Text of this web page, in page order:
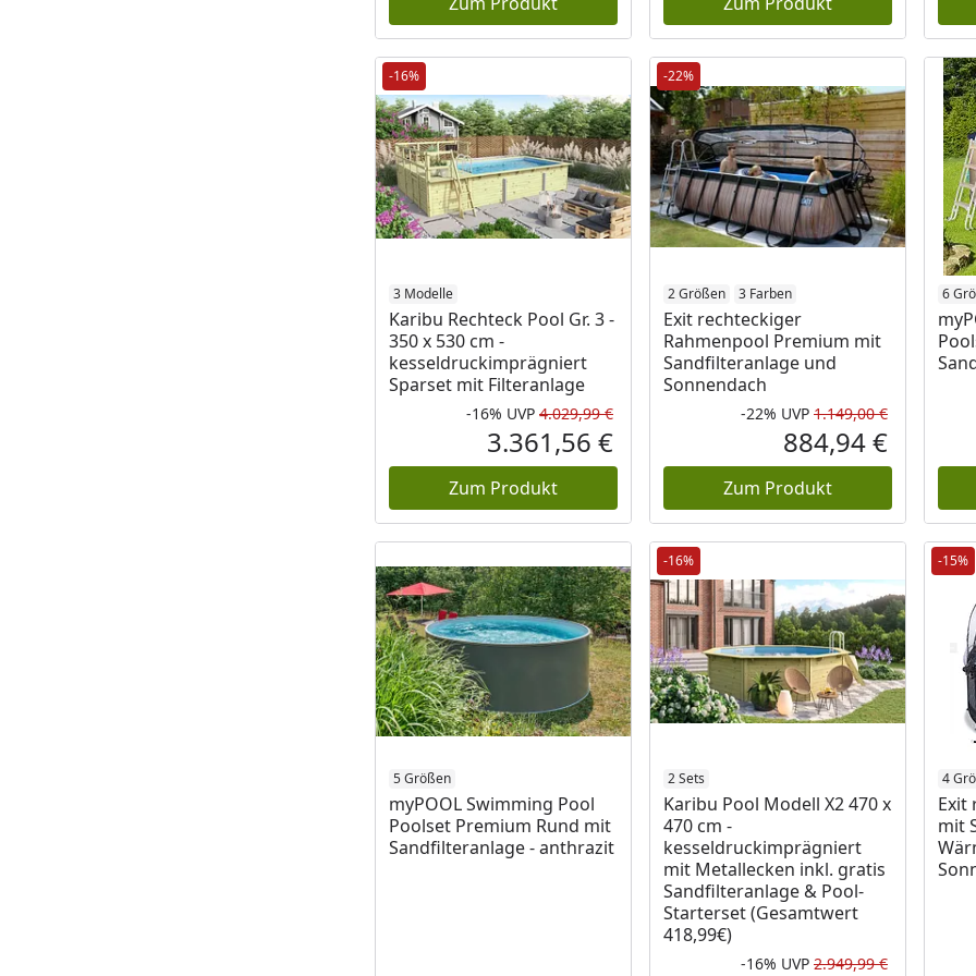
-16%
3 Modelle
Karibu Rechteck Pool Gr. 3 -
350 x 530 cm -
kesseldruckimprägniert
Sparset mit Filteranlage
Rabatt in Prozent
-16%
Ursprünglicher Preis
UVP 4.029,99 €
Aktueller Preis
3.361,56 €
Zum Produkt
-22%
2 Größen 3 Farben
Exit rechteckiger
Rahmenpool Premium mit
Sandfilteranlage und
Sonnendach
Rabatt in
-22% UVP 1.149,00 €
Aktueller
884,94 €
Zum Produkt
6
5 Größen
myPOOL Swimming Pool
Poolset Premium Rund mit
Sandfilteranlage - anthrazit
-16%
2 Sets
Karibu Pool Modell X2 470 x
470 cm -
kesseldruckimprägniert
mit Metallecken inkl. gratis
Sandfilteranlage & Pool-
Starterset (Gesamtwert
418,99€)
-16% UVP 2.949,99 €
-15%
4
Exit
mit